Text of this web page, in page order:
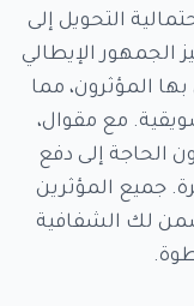
التحويل إلى
الجمهور الإيطالي
بها المؤثرون، مما
مع مقوال،
الحاجة إلى دفع
جميع المؤثرين
لك الشفافية